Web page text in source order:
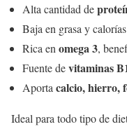
Alta cantidad de
Baja en grasa y calorías
Rica en omega 3,
Fuente devitaminas
Aporta calcio, hierro,
Ideal para todo tipo de